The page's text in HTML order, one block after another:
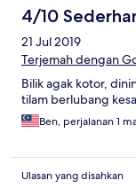
4/10
21 Jul 2019
Terjemah dengan
Bilik agak kotor,
tilam berlubang
Ben, perjalanan 1
Ulasan yang disahkan